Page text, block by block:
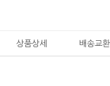
상품상세 배송교환